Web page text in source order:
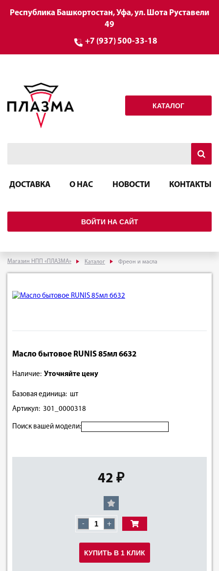
Республика Башкортостан, Уфа, ул. Шота Руставели
49
+7 (937) 500-33-18
КАТАЛОГ
ДОСТАВКА О НАС НОВОСТИ КОНТАКТЫ
ВОЙТИ НА САЙТ
Магазин НПП «ПЛАЗМА» Каталог Фреон и масла
Масло бытовое RUNIS 85мл 6632
Наличие: Уточняйте цену
Базовая единица: шт
Артикул: 301_0000318
Поиск вашей модели:
42 ₽
- +
КУПИТЬ В 1 КЛИК